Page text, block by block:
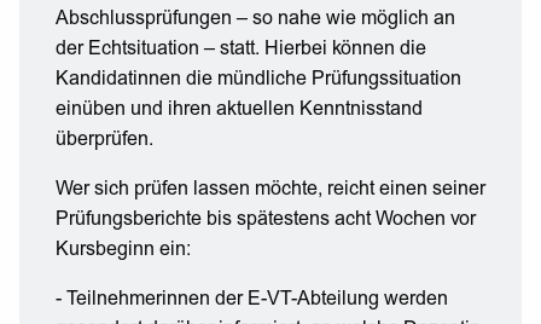
Abschlussprüfungen – so nahe wie möglich an
der Echtsituation – statt. Hierbei können die
Kandidatinnen die mündliche Prüfungssituation
einüben und ihren aktuellen Kenntnisstand
überprüfen.
Wer sich prüfen lassen möchte, reicht einen seiner
Prüfungsberichte bis spätestens acht Wochen vor
Kursbeginn ein:
- Teilnehmerinnen der E-VT-Abteilung werden